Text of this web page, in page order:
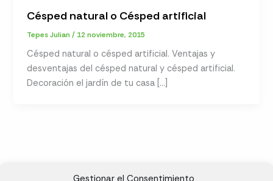
Gestionar el Consentimiento
Césped natural o Césped artificial
Tepes Julian/ 12 noviembre, 2015
Césped natural o césped artificial. Ventajas y
desventajas del césped natural y césped artificial.
Decoración el jardín de tu casa […]